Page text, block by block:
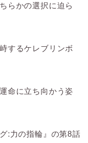
らかの選択に迫ら
するケレブリンボ
命に立ち向かう姿
:力の指輪』の第8話